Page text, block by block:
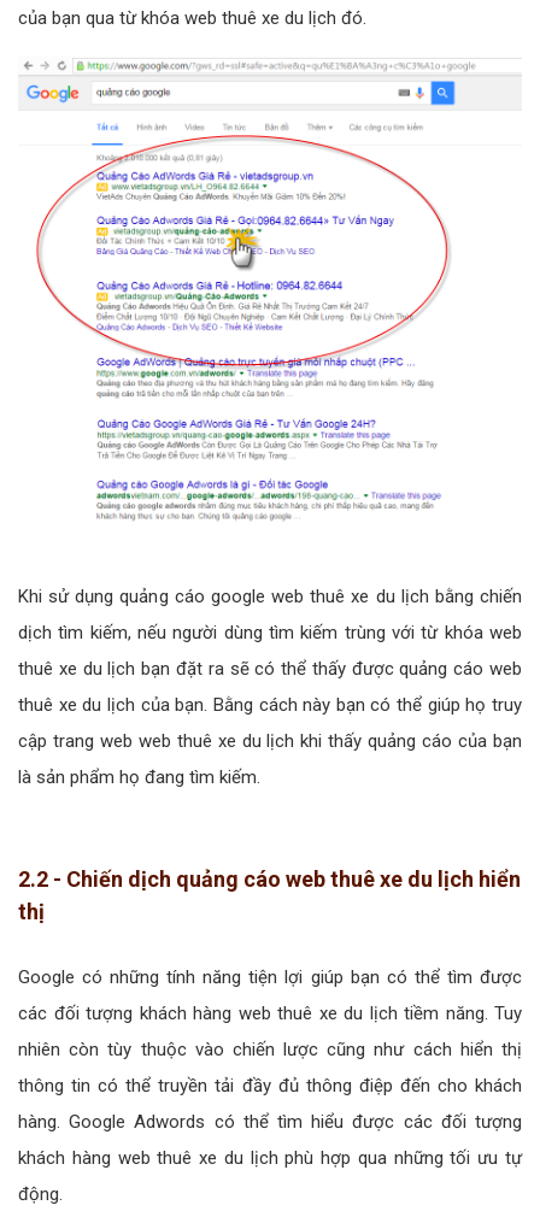
của bạn qua từ khóa web thuê xe du lịch đó.
Khi sử dụng quảng cáo google web thuê xe du lịch bằng chiến
dịch tìm kiếm, nếu người dùng tìm kiếm trùng với từ khóa web
thuê xe du lịch bạn đặt ra sẽ có thể thấy được quảng cáo web
thuê xe du lịch của bạn. Bằng cách này bạn có thể giúp họ truy
cập trang web web thuê xe du lịch khi thấy quảng cáo của bạn
là sản phẩm họ đang tìm kiếm.
2.2 - Chiến dịch quảng cáo web thuê xe du lịch hiển
thị
Google có những tính năng tiện lợi giúp bạn có thể tìm được
các đối tượng khách hàng web thuê xe du lịch tiềm năng. Tuy
nhiên còn tùy thuộc vào chiến lược cũng như cách hiển thị
thông tin có thể truyền tải đầy đủ thông điệp đến cho khách
hàng. Google Adwords có thể tìm hiểu được các đối tượng
khách hàng web thuê xe du lịch phù hợp qua những tối ưu tự
động.